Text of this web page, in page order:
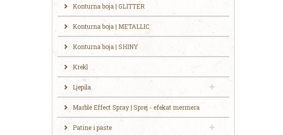
Konturna boja | GLITTER
Konturna boja | METALLIC
Konturna boja | SHINY
Krekl
Ljepila
Marble Effect Spray | Sprej - efekat mermera
Patine i paste